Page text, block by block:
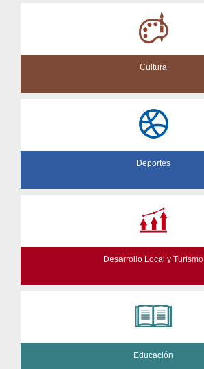
Cultura
Deportes
Desarrollo Local y Turismo
Educación